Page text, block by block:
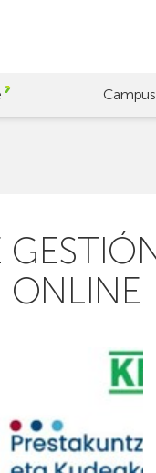
Campus
ONLINE